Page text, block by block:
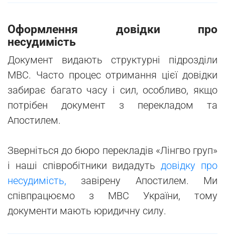
Оформлення довідки про
несудимість
Документ видають структурні підрозділи
МВС. Часто процес отримання цієї довідки
забирає багато часу і сил, особливо, якщо
потрібен документ з перекладом та
Апостилем.
Зверніться до бюро перекладів «Лінгво груп»
і наші співробітники видадутьдовідку про
несудимість, завірену Апостилем. Ми
співпрацюємо з МВС України, тому
документи мають юридичну силу.